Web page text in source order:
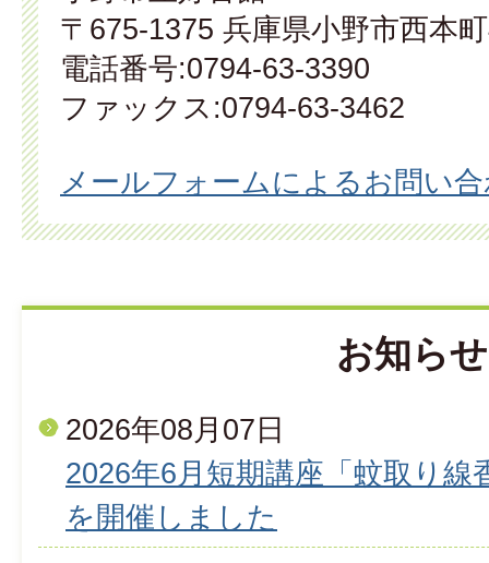
〒675-1375 兵庫県小野市西本
電話番号:0794-63-3390
ファックス:0794-63-3462
メールフォームによるお問い
お知らせ
2026年08月07日
2026年6月短期講座「蚊取り
を開催しました